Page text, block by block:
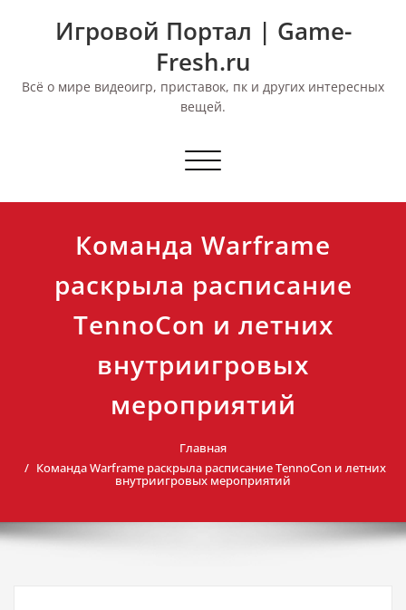
Игровой Портал | Game-
Fresh.ru
Всё о мире видеоигр, приставок, пк и других интересных
вещей.
Переключить
Команда Warframe
раскрыла расписание
TennoCon и летних
внутриигровых
мероприятий
Главная
Команда Warframe раскрыла расписание TennoCon и летних
внутриигровых мероприятий